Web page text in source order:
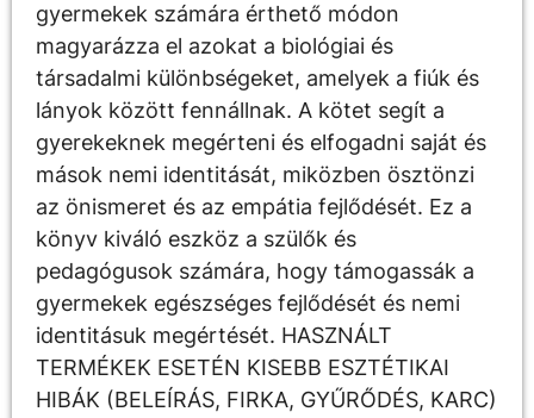
gyermekek számára érthető módon
magyarázza el azokat a biológiai és
társadalmi különbségeket, amelyek a fiúk és
lányok között fennállnak. A kötet segít a
gyerekeknek megérteni és elfogadni saját és
mások nemi identitását, miközben ösztönzi
az önismeret és az empátia fejlődését. Ez a
könyv kiváló eszköz a szülők és
pedagógusok számára, hogy támogassák a
gyermekek egészséges fejlődését és nemi
identitásuk megértését. HASZNÁLT
TERMÉKEK ESETÉN KISEBB ESZTÉTIKAI
HIBÁK (BELEÍRÁS, FIRKA, GYŰRŐDÉS, KARC)